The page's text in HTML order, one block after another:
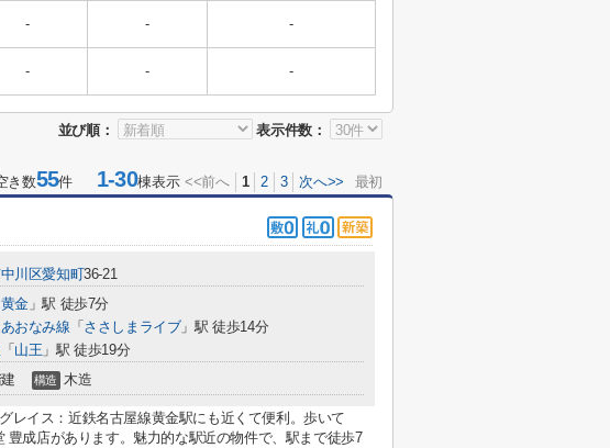
- - -
- - -
並び順： 表示件数：
き数55件 1-30棟表示 <<前へ 1 2 3 次へ>> 最初
川区愛知町36-21
黄金」駅 徒歩7分
おなみ線 「 ささしまライブ」駅 徒歩14分
「 山王 」駅 徒歩19分
構造 木造
レイス：近鉄名古屋線黄金駅にも近くて便利。歩いて
豊成店があります。魅力的な駅近の物件で、駅まで徒歩7